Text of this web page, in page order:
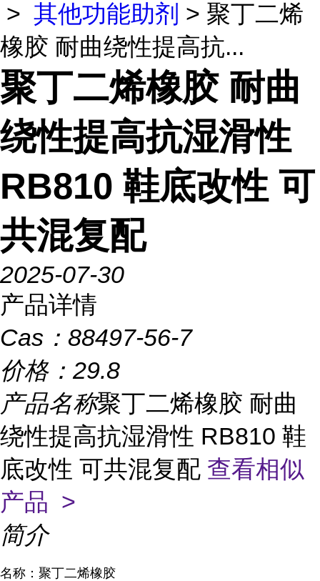
> 其他功能助剂 > 聚丁二烯
橡胶 耐曲绕性提高抗...
聚丁二烯橡胶 耐曲
绕性提高抗湿滑性
RB810 鞋底改性 可
共混复配
2025-07-30
产品详情
Cas： 88497-56-7
价格： 29.8
产品名称聚丁二烯橡胶 耐曲
绕性提高抗湿滑性 RB810 鞋
底改性 可共混复配 查看相似
产品 >
简介
名称：聚丁二烯橡胶